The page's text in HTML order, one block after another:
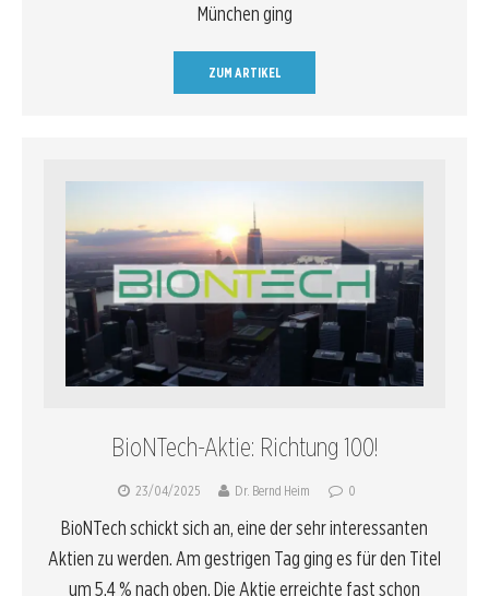
München ging
ZUM ARTIKEL
BioNTech-Aktie: Richtung 100!
23/04/2025 Dr. Bernd Heim 0
BioNTech schickt sich an, eine der sehr interessanten
Aktien zu werden. Am gestrigen Tag ging es für den Titel
um 5,4 % nach oben. Die Aktie erreichte fast schon